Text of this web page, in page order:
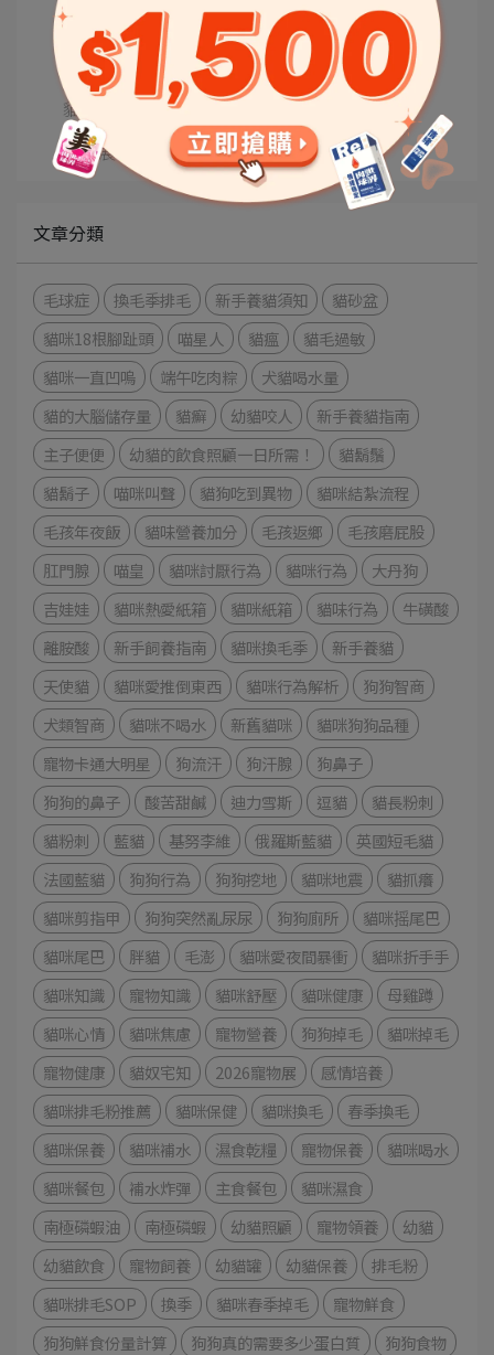
獸醫師專欄
狗狗知識+
貓咪知識+
寵物展相關
文章分類
毛球症 換毛季排毛 新手養貓須知
貓砂盆
貓咪18根腳趾頭
喵星人 貓瘟
貓毛過敏
貓咪一直凹嗚
端午吃肉粽
犬貓喝水量
貓的大腦儲存量
貓癬 幼貓咬人
新手養貓指南
主子便便
幼貓的飲食照顧一日所需！
貓鬍鬚
貓鬍子
喵咪叫聲 貓狗吃到異物
貓咪結紮流程
毛孩年夜飯
貓味營養加分 毛孩返鄉
毛孩磨屁股
肛門腺
喵皇 貓咪討厭行為 貓咪行為
大丹狗
吉娃娃
貓咪熱愛紙箱 貓咪紙箱 貓味行為
牛磺酸
離胺酸
新手飼養指南 貓咪換毛季
新手養貓
天使貓
貓咪愛推倒東西 貓咪行為解析
狗狗智商
犬類智商
貓咪不喝水 新舊貓咪
貓咪狗狗品種
寵物卡通大明星
狗流汗 狗汗腺
狗鼻子
狗狗的鼻子
酸苦甜鹹 迪力雪斯 逗貓
貓長粉刺
貓粉刺
藍貓 基努李維 俄羅斯藍貓
英國短毛貓
法國藍貓
狗狗行為 狗狗挖地 貓咪地震
貓抓癢
貓咪剪指甲
狗狗突然亂尿尿 狗狗廁所
貓咪摇尾巴
貓咪尾巴
胖貓 毛澎 貓咪愛夜間暴衝
貓咪折手手
貓咪知識
寵物知識 貓咪舒壓 貓咪健康
母雞蹲
貓咪心情
貓咪焦慮 寵物營養 狗狗掉毛
貓咪掉毛
寵物健康
貓奴宅知 2026寵物展
感情培養
貓咪排毛粉推薦
貓咪保健 貓咪換毛
春季換毛
貓咪保養
貓咪補水 濕食乾糧 寵物保養
貓咪喝水
貓咪餐包
補水炸彈 主食餐包
貓咪濕食
南極磷蝦油
南極磷蝦 幼貓照顧 寵物領養
幼貓
幼貓飲食
寵物飼養 幼貓罐 幼貓保養
排毛粉
貓咪排毛SOP
換季 貓咪春季掉毛
寵物鮮食
狗狗鮮食份量計算
狗狗真的需要多少蛋白質
狗狗食物